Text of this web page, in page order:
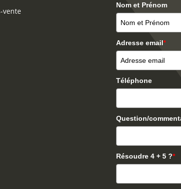
vente
Nom et Prénom
Adresse email*
Téléphone
Question/
Résoudre 4 + 5 ?*